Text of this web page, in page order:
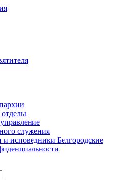
служения
исповедники Белгородские